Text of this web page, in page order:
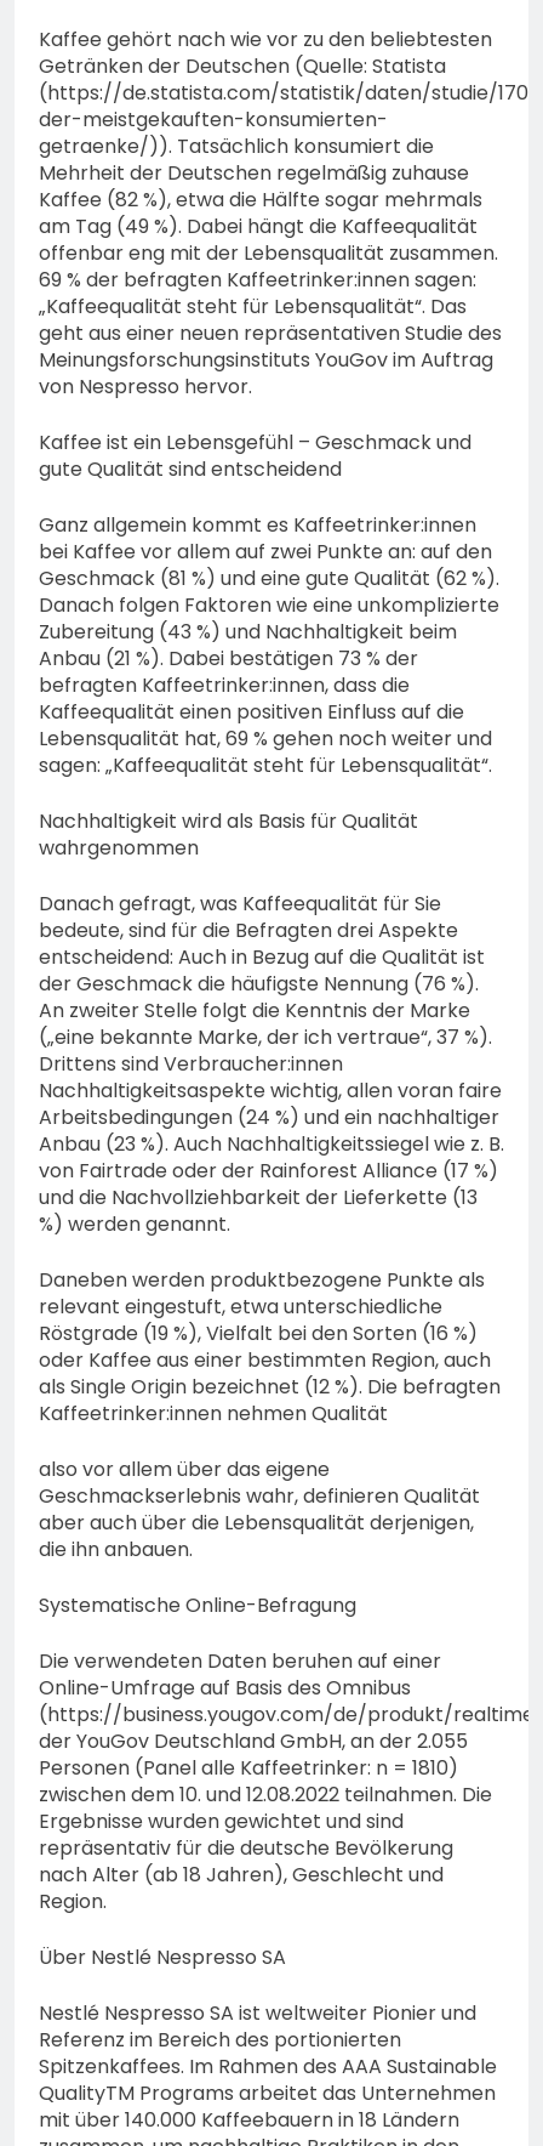
Kaffee gehört nach wie vor zu den beliebtesten
Getränken der Deutschen (Quelle: Statista
(https://de.statista.com/statistik/daten/studie/
der-meistgekauften-konsumierten-
getraenke/)). Tatsächlich konsumiert die
Mehrheit der Deutschen regelmäßig zuhause
Kaffee (82 %), etwa die Hälfte sogar mehrmals
am Tag (49 %). Dabei hängt die Kaffeequalität
offenbar eng mit der Lebensqualität zusammen.
69 % der befragten Kaffeetrinker:innen sagen:
„Kaffeequalität steht für Lebensqualität“. Das
geht aus einer neuen repräsentativen Studie des
Meinungsforschungsinstituts YouGov im Auftrag
von Nespresso hervor.
Kaffee ist ein Lebensgefühl – Geschmack und
gute Qualität sind entscheidend
Ganz allgemein kommt es Kaffeetrinker:innen
bei Kaffee vor allem auf zwei Punkte an: auf den
Geschmack (81 %) und eine gute Qualität (62 %).
Danach folgen Faktoren wie eine unkomplizierte
Zubereitung (43 %) und Nachhaltigkeit beim
Anbau (21 %). Dabei bestätigen 73 % der
befragten Kaffeetrinker:innen, dass die
Kaffeequalität einen positiven Einfluss auf die
Lebensqualität hat, 69 % gehen noch weiter und
sagen: „Kaffeequalität steht für Lebensqualität“.
Nachhaltigkeit wird als Basis für Qualität
wahrgenommen
Danach gefragt, was Kaffeequalität für Sie
bedeute, sind für die Befragten drei Aspekte
entscheidend: Auch in Bezug auf die Qualität ist
der Geschmack die häufigste Nennung (76 %).
An zweiter Stelle folgt die Kenntnis der Marke
(„eine bekannte Marke, der ich vertraue“, 37 %).
Drittens sind Verbraucher:innen
Nachhaltigkeitsaspekte wichtig, allen voran faire
Arbeitsbedingungen (24 %) und ein nachhaltiger
Anbau (23 %). Auch Nachhaltigkeitssiegel wie z. B.
von Fairtrade oder der Rainforest Alliance (17 %)
und die Nachvollziehbarkeit der Lieferkette (13
%) werden genannt.
Daneben werden produktbezogene Punkte als
relevant eingestuft, etwa unterschiedliche
Röstgrade (19 %), Vielfalt bei den Sorten (16 %)
oder Kaffee aus einer bestimmten Region, auch
als Single Origin bezeichnet (12 %). Die befragten
Kaffeetrinker:innen nehmen Qualität
also vor allem über das eigene
Geschmackserlebnis wahr, definieren Qualität
aber auch über die Lebensqualität derjenigen,
die ihn anbauen.
Systematische Online-Befragung
Die verwendeten Daten beruhen auf einer
Online-Umfrage auf Basis des Omnibus
(https://business.yougov.com/de/produkt/realtime)
der YouGov Deutschland GmbH, an der 2.055
Personen (Panel alle Kaffeetrinker: n = 1810)
zwischen dem 10. und 12.08.2022 teilnahmen. Die
Ergebnisse wurden gewichtet und sind
repräsentativ für die deutsche Bevölkerung
nach Alter (ab 18 Jahren), Geschlecht und
Region.
Über Nestlé Nespresso SA
Nestlé Nespresso SA ist weltweiter Pionier und
Referenz im Bereich des portionierten
Spitzenkaffees. Im Rahmen des AAA Sustainable
QualityTM Programs arbeitet das Unternehmen
mit über 140.000 Kaffeebauern in 18 Ländern